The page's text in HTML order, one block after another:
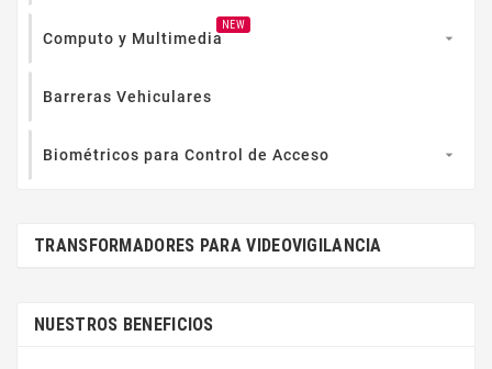
Computo y Multimedia
NEW

Barreras Vehiculares
Biométricos para Control de Acceso 
TRANSFORMADORES PARA VIDEOVIGILANCIA
NUESTROS BENEFICIOS